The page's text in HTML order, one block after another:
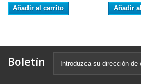
Añadir al carrito Añadir
Boletín